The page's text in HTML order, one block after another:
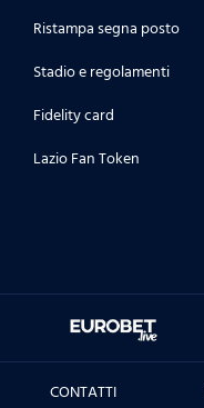
Ristampa segna posto
Stadio e regolamenti
Fidelity card
Lazio Fan Token
CONTATTI